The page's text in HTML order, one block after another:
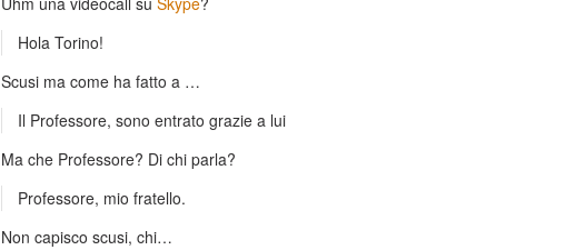
Hola Torino!
Scusi ma come ha fatto a …
Il Professore, sono entrato grazie a lui
Ma che Professore? Di chi parla?
Professore, mio fratello.
Non capisco scusi, chi…